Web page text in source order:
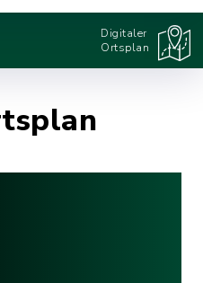
Digitaler
Ortsplan